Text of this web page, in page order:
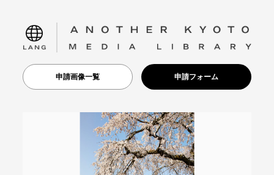
language
申請画像一覧 申請フォーム